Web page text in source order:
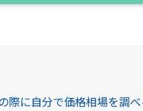
際に自分で価格相場を調